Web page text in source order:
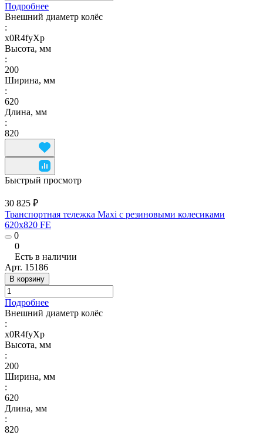
Подробнее
Внешний диаметр колёс
:
x0R4fyXp
Высота, мм
:
200
Ширина, мм
:
620
Длина, мм
:
820
Быстрый просмотр
30 825 ₽
Транспортная тележка Maxi с резиновыми колесиками
620x820 FE
0
0
Есть в наличии
Арт. 15186
В корзину
Подробнее
Внешний диаметр колёс
:
x0R4fyXp
Высота, мм
:
200
Ширина, мм
:
620
Длина, мм
:
820